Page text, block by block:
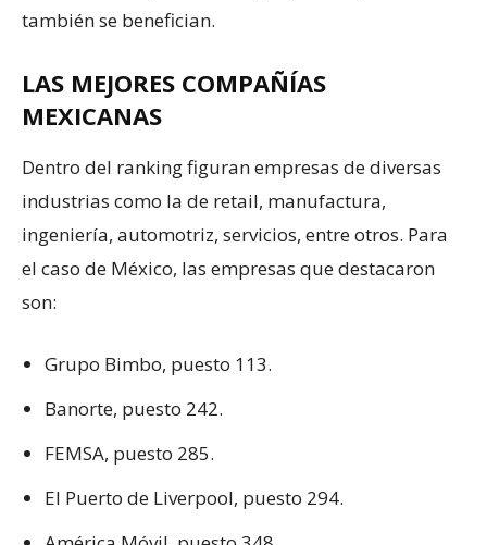
también se benefician.
LAS MEJORES COMPAÑÍAS
MEXICANAS
Dentro del ranking figuran empresas de diversas
industrias como la de retail, manufactura,
ingeniería, automotriz, servicios, entre otros. Para
el caso de México, las empresas que destacaron
son:
Grupo Bimbo, puesto 113.
Banorte, puesto 242.
FEMSA, puesto 285.
El Puerto de Liverpool, puesto 294.